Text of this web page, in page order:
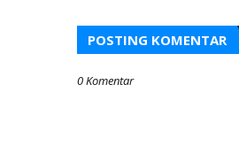
POSTING KOMENTAR
0 Komentar